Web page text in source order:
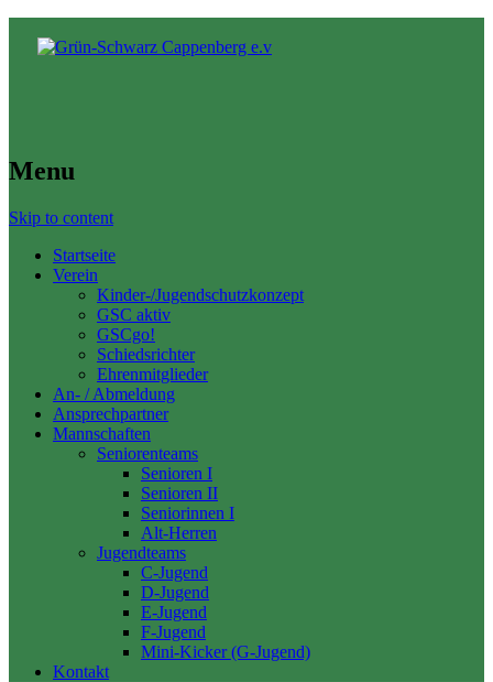
Menu
Skip to content
Startseite
Verein
Kinder-/Jugendschutzkonzept
GSC aktiv
GSCgo!
Schiedsrichter
Ehrenmitglieder
An- / Abmeldung
Ansprechpartner
Mannschaften
Seniorenteams
Senioren I
Senioren II
Seniorinnen I
Alt-Herren
Jugendteams
C-Jugend
D-Jugend
E-Jugend
F-Jugend
Mini-Kicker (G-Jugend)
Kontakt